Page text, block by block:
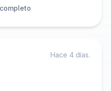
Hace 4 días.